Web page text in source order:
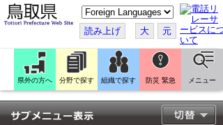
こ
の
ペ
ー
ジ
翻
訳
す
る
読み上げ 大 元
県外の方へ 分野で探す 組織で探す 防災 緊急 メニュー